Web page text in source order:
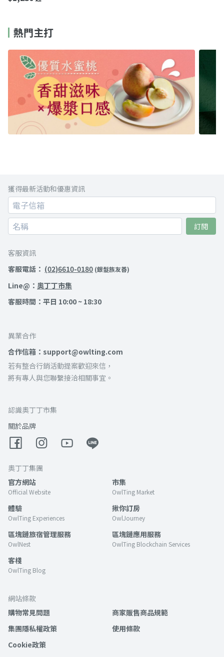
熱門主打
獲得最新活動和優惠資訊
訂閱
客服資訊
客服電話： (02)6610-0180 (銀髮族友善)
Line@： 奧丁丁市集
客服時間：平日 10:00 ~ 18:30
異業合作
合作信箱：support@owlting.com
若有整合行銷活動提案歡迎來信，
將有專人與您聯繫接洽相關事宜。
認識奧丁丁市集
關於品牌
奧丁丁集團
官方網站
Official Website
市集
OwlTing Market
體驗
OwlTing Experiences
揪你訂房
OwlJourney
區塊鏈旅宿管理服務
OwlNest
區塊鏈應用服務
OwlTing Blockchain Services
客棧
OwlTing Blog
網站條款
購物常見問題
商家販售商品規範
集團隱私權政策
使用條款
Cookie政策